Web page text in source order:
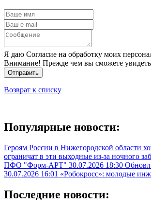
Я даю Согласие на обработку моих
Внимание! Прежде чем вы сможете
Отправить
Возврат к списку
Популярные новости:
Героям России в Нижегородской области
ограничат в эти выходные из-за ночного
ПФО "Форм-АРТ" 30.07.2026 18:30
30.07.2026 16:01 «Робокросс»: молодые
Последние новости: